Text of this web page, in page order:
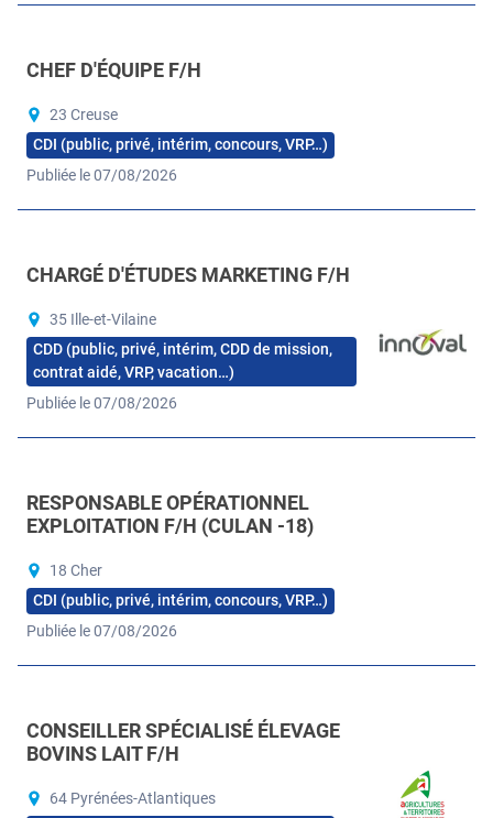
CHEF D'ÉQUIPE F/H
23 Creuse
CDI (public, privé, intérim, concours, VRP…)
Publiée le 07/08/2026
CHARGÉ D'ÉTUDES MARKETING F/H
35 Ille-et-Vilaine
CDD (public, privé, intérim, CDD de mission,
contrat aidé, VRP, vacation…)
Publiée le 07/08/2026
RESPONSABLE OPÉRATIONNEL
EXPLOITATION F/H (CULAN -18)
18 Cher
CDI (public, privé, intérim, concours, VRP…)
Publiée le 07/08/2026
CONSEILLER SPÉCIALISÉ ÉLEVAGE
BOVINS LAIT F/H
64 Pyrénées-Atlantiques